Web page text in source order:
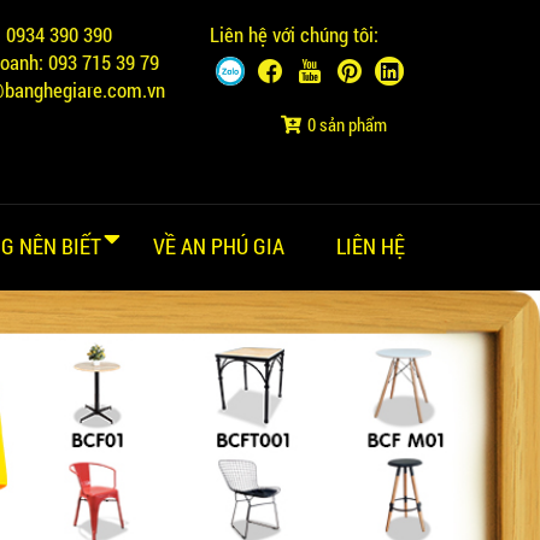
0934 390 390
093 715 39 79
Liên hệ với chúng tôi:
0 sản phẩm
NÊN BIẾT VỀ AN PHÚ GIA LIÊN HỆ